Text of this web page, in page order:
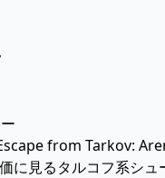
from Tarkov:
に見るタルコフ系シュ